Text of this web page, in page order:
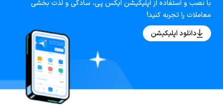
با نصب و استفاده از اپلیکیشن ایکس پی، سادگی و لذت بخشی
معاملات را تجربه کنید!
دانلود اپلیکیشن